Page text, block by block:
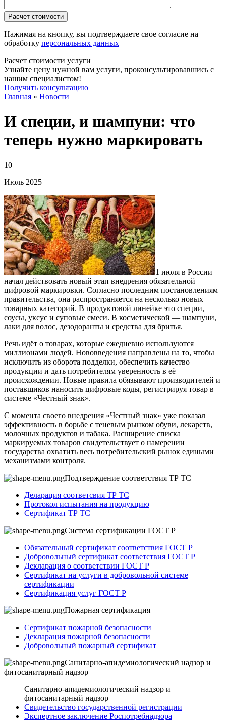
Нажимая на кнопку, вы подтверждаете свое согласие на
обработку персональных данных
Расчет стоимости услуги
Узнайте цену нужной вам услуги, проконсультировавшись с
нашим специалистом!
Получить консультацию
Главная » Новости
И специи, и шампуни: что
теперь нужно маркировать
10
Июль 2025
1 июля в России
начал действовать новый этап внедрения обязательной
цифровой маркировки. Согласно последним постановлениям
правительства, она распространяется на несколько новых
товарных категорий. В продуктовой линейке это специи,
соусы, уксус и суповые смеси. В косметической — шампуни,
лаки для волос, дезодоранты и средства для бритья.
Речь идёт о товарах, которые ежедневно используются
миллионами людей. Нововведения направлены на то, чтобы
исключить из оборота подделки, обеспечить качество
продукции и дать потребителям уверенность в её
происхождении. Новые правила обязывают производителей и
поставщиков наносить цифровые коды, регистрируя товар в
системе «Честный знак».
С момента своего внедрения «Честный знак» уже показал
эффективность в борьбе с теневым рынком обуви, лекарств,
молочных продуктов и табака. Расширение списка
маркируемых товаров свидетельствует о намерении
государства охватить весь потребительский рынок едиными
механизмами контроля.
Подтверждение соответствия ТР ТС
Деларация соответсвия ТР ТС
Протокол испытания на продукцию
Сертификат ТР ТС
Система сертификации ГОСТ Р
Обязательный сертификат соответствия ГОСТ Р
Добровольный сертификат соответствия ГОСТ Р
Декларация о соответствии ГОСТ Р
Сертификат на услуги в добровольной системе
сертификации
Сертификация услуг ГОСТ Р
Пожарная сертификация
Сертификат пожарной безопасности
Декларация пожарной безопасности
Добровольный пожарный сертификат
Санитарно-апидемиологический надзор и
фитосанитарный надзор
Санитарно-апидемиологический надзор и
фитосанитарный надзор
Свидетельство государственной регистрации
Экспертное заключение Роспотребнадзора